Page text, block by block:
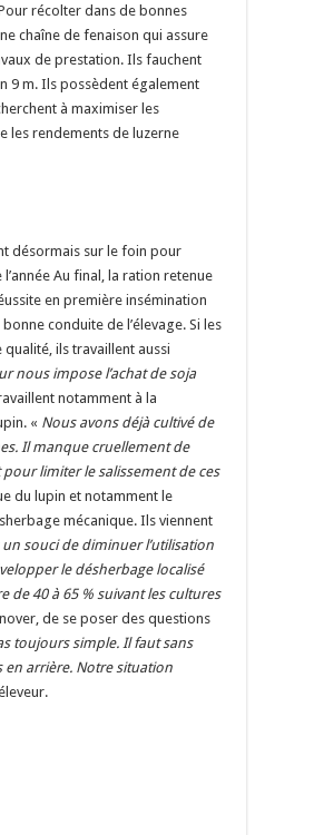
récolter dans de bonnes
chaîne de fenaison qui assure
de prestation. Ils fauchent
9 m. Ils possèdent également
à maximiser les
les rendements de luzerne
désormais sur le foin pour
Au final, la ration retenue
en première insémination
conduite de l’élevage. Si les
ils travaillent aussi
nous impose l’achat de soja
notamment à la
« Nous avons déjà cultivé de
Il manque cruellement de
limiter le salissement de ces
du lupin et notamment le
mécanique. Ils viennent
un souci de diminuer l’utilisation
le désherbage localisé
de 40 à 65 % suivant les cultures
de se poser des questions
toujours simple. Il faut sans
en arrière. Notre situation